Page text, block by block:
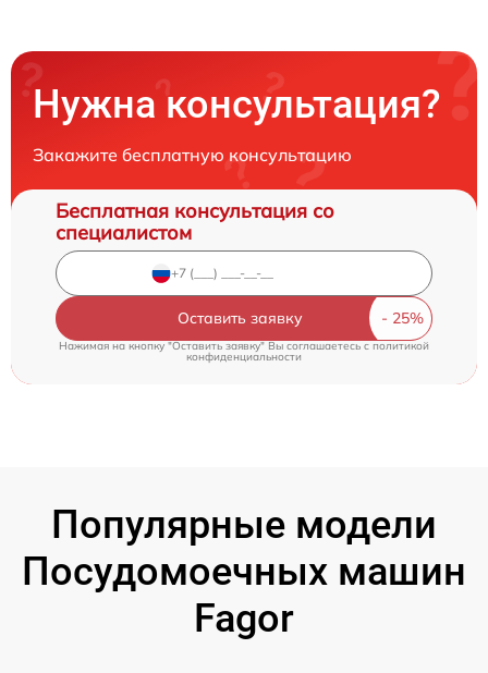
Нужна консультация?
Закажите бесплатную консультацию
Бесплатная консультация со
специалистом
Оставить заявку
Нажимая на кнопку "Оставить заявку" Вы соглашаетесь cполитикой
конфиденциальности
Популярные модели
Посудомоечных машин
Fagor